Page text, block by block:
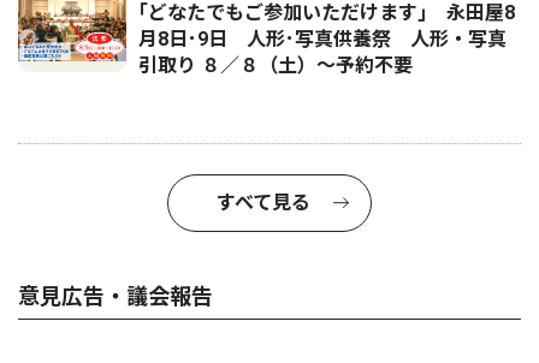
｢どなたでもご参加いただけます｣ 永田屋8
月8日･9日 人形･写真供養祭 人形・写真
引取り ８／８（土）〜予約不要
すべて見る
意見広告・議会報告